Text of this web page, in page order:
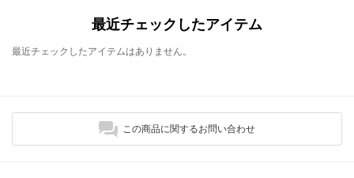
最近チェックしたアイテム
最近チェックしたアイテムはありません。
この商品に関するお問い合わせ